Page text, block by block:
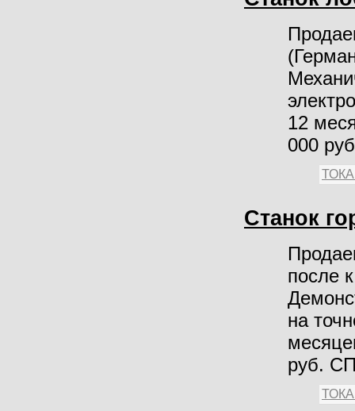
12
000
Станок
после
на
руб.